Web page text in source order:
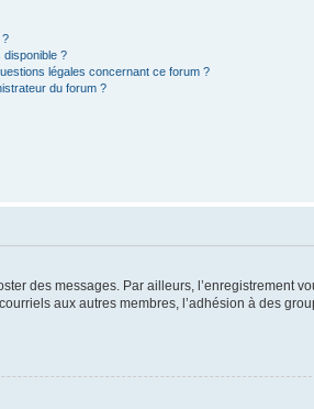
?
disponible ?
légales concernant ce forum ?
du forum ?
des messages. Par ailleurs, l’enregistrement
aux autres membres, l’adhésion à des